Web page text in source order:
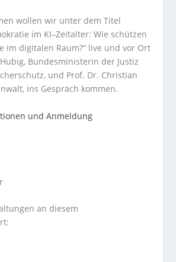
wollen wir unter dem Titel
im KI–Zeitalter: Wie schützen
im digitalen Raum?“ live und vor Ort
Bundesministerin der Justiz
und Prof. Dr. Christian
ins Gespräch kommen.
und Anmeldung
an diesem